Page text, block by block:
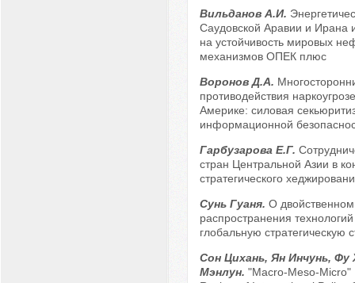
Вильданов А.И.
Саудовской Аравии и Ирана
на устойчивость мировых
механизмов ОПЕК плюс
Воронов Д.А.
противодействия
Америке: силовая
информационной
Гарбузарова Е.Г.
стран Центральной Азии в
стратегического
Сунь Гуаня. О
распространения
глобальную стратегическую
Сон Цихань, Ян Инчунь, Фу
Мэнлун. "Macro-Meso-Micro"